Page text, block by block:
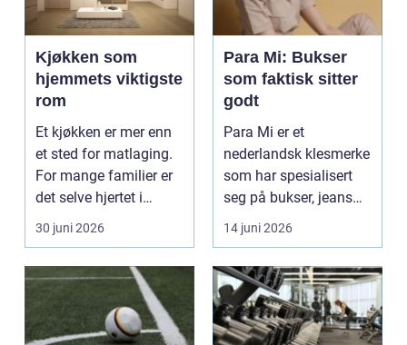
Kjøkken som
hjemmets viktigste
rom
Et kjøkken er mer enn
et sted for matlaging.
For mange familier er
det selve hjertet i
boligen, romm...
30 juni 2026
Para Mi: Bukser
som faktisk sitter
godt
Para Mi er et
nederlandsk klesmerke
som har spesialisert
seg på bukser, jeans
og skjørt...
14 juni 2026